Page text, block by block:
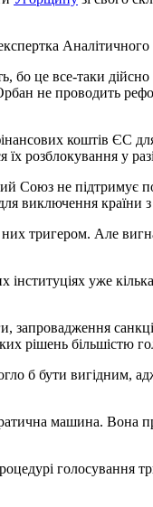
це все-таки дійсно
не проводить
коштів ЄС
їх розблокування у
Союз не підтримує
виключення країни
них тригером. Але
уже
запровадження
рішень більшістю
б бути вигідним,
машина. Вона
голосування